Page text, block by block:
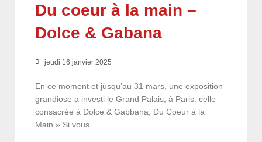
Du coeur à la main –
Dolce & Gabana
jeudi 16 janvier 2025
En ce moment et jusqu’au 31 mars, une exposition
grandiose a investi le Grand Palais, à Paris: celle
consacrée à Dolce & Gabbana, Du Coeur à la
Main ».Si vous …